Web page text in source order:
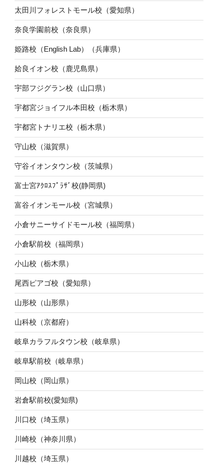
太田川フォレストモール校（愛知県）
奈良学園前校（奈良県）
姫路校（English Lab）（兵庫県）
姶良イオン校（鹿児島県）
宇部フジグラン校（山口県）
宇都宮ジョイフル本田校（栃木県）
宇都宮トナリエ校（栃木県）
守山校（滋賀県）
守谷イオンタウン校（茨城県）
富士宮ｱｸﾛｽﾌﾟﾗｻﾞ校(静岡県)
富谷イオンモール校（宮城県）
小倉サニーサイドモール校（福岡県）
小倉駅前校（福岡県）
小山校（栃木県）
尾西ピアゴ校（愛知県）
山形校（山形県）
山科校（京都府）
岐阜カラフルタウン校（岐阜県）
岐阜駅前校（岐阜県）
岡山校（岡山県）
岩倉駅前校(愛知県)
川口校（埼玉県）
川崎校（神奈川県）
川越校（埼玉県）